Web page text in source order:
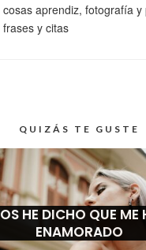
cosas aprendiz, fotografía y
frases y citas
QUIZÁS TE GUSTE
OS HE DICHO QUE ME
ENAMORADO